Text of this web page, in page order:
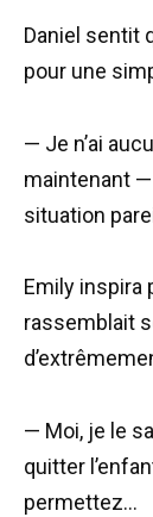
Daniel sentit
pour une
— Je n’ai
maintenant —
situation
Emily inspira
rassemblait
— Moi, je le
quitter
permettez…